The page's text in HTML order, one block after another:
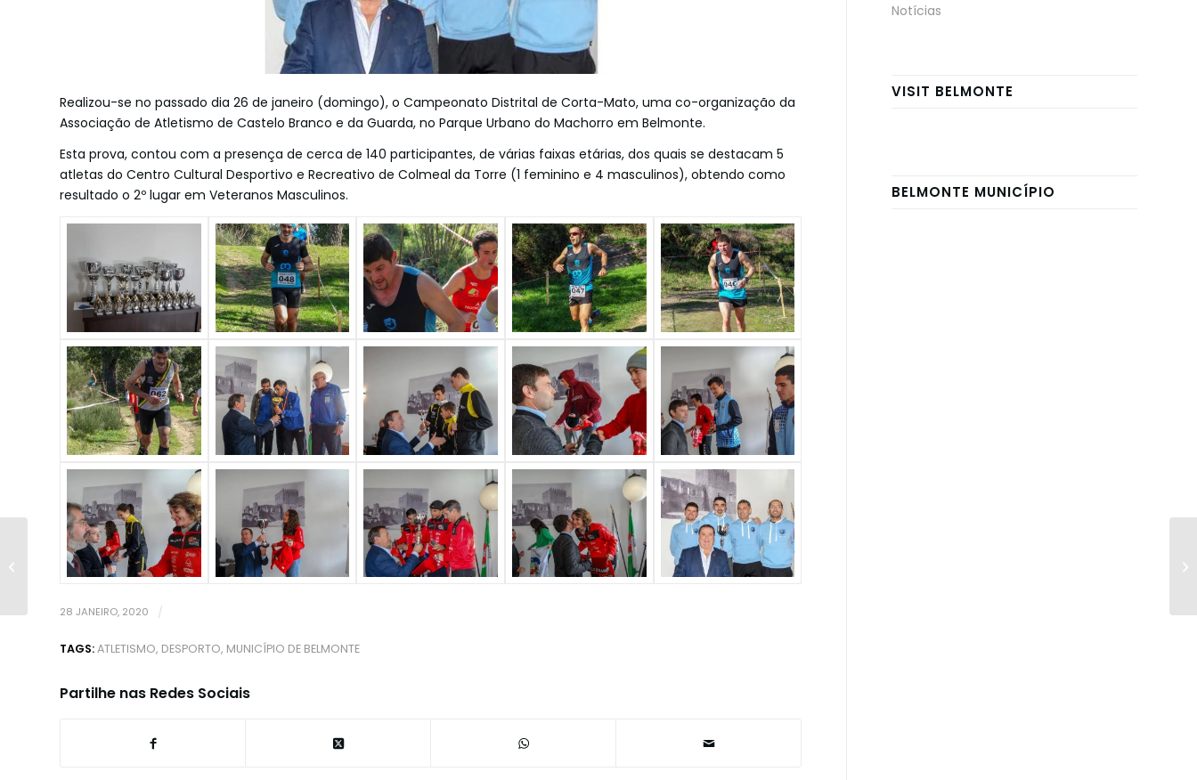
Realizou-se no passado dia 26 de janeiro (domingo), o Campeonato Distrital de Corta-Mato, uma co-organização da
Associação de Atletismo de Castelo Branco e da Guarda, no Parque Urbano do Machorro em Belmonte.
Esta prova, contou com a presença de cerca de 140 participantes, de várias faixas etárias, dos quais se destacam 5
atletas do Centro Cultural Desportivo e Recreativo de Colmeal da Torre (1 feminino e 4 masculinos), obtendo como
resultado o 2º lugar em Veteranos Masculinos.
28 JANEIRO, 2020 /
TAGS:ATLETISMO, DESPORTO, MUNICÍPIO DE BELMONTE
Partilhe nas Redes Sociais
Notícias
VISIT BELMONTE
BELMONTE MUNICÍPIO
Concursos 2019 -
Entrega de Prémios